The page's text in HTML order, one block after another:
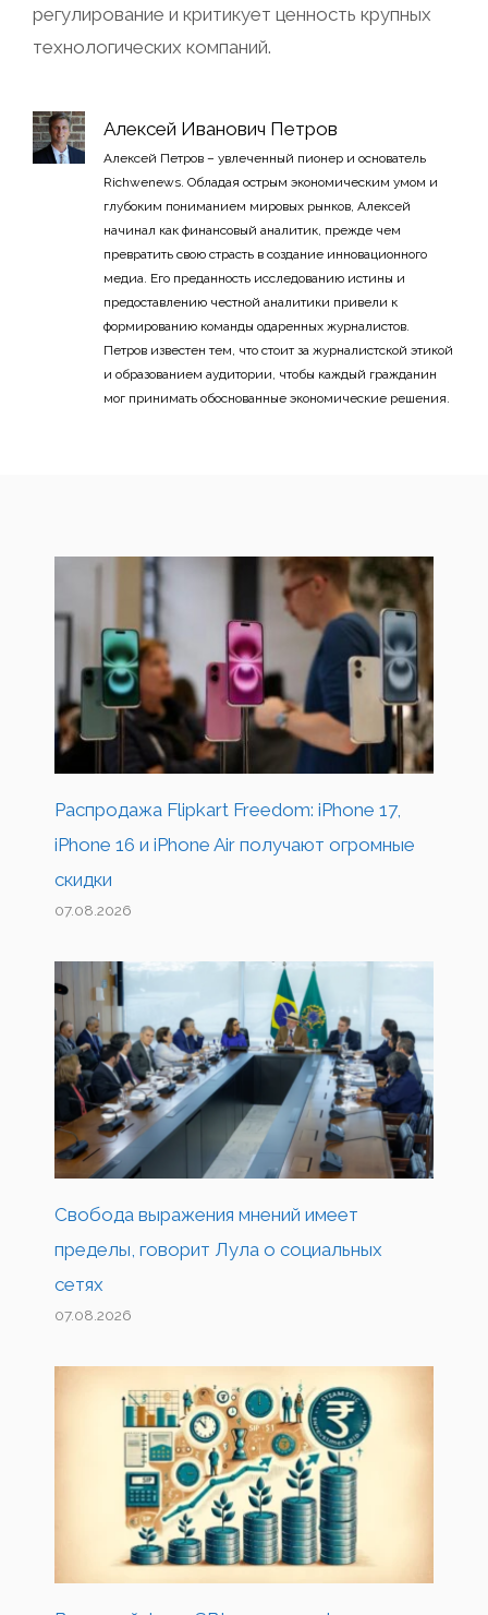
регулирование и критикует ценность крупных
технологических компаний.
Алексей Иванович Петров
Алексей Петров – увлеченный пионер и основатель
Richwenews. Обладая острым экономическим умом и
глубоким пониманием мировых рынков, Алексей
начинал как финансовый аналитик, прежде чем
превратить свою страсть в создание инновационного
медиа. Его преданность исследованию истины и
предоставлению честной аналитики привели к
формированию команды одаренных журналистов.
Петров известен тем, что стоит за журналистской этикой
и образованием аудитории, чтобы каждый гражданин
мог принимать обоснованные экономические решения.
Распродажа Flipkart Freedom: iPhone 17,
iPhone 16 и iPhone Air получают огромные
скидки
07.08.2026
Свобода выражения мнений имеет
пределы, говорит Лула о социальных
сетях
07.08.2026